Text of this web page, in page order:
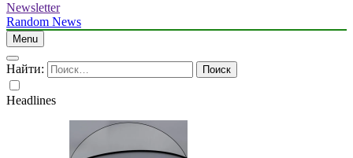
Newsletter
Random News
Menu
Найти:
Headlines